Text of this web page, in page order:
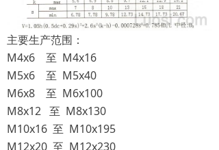
主要生产范围：
M4x6 至 M4x16
M5x6 至 M5x40
M6x8 至 M6x100
M8x12 至 M8x130
M10x16 至 M10x195
M12x20 至 M12x230